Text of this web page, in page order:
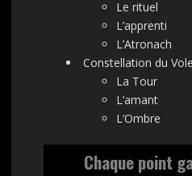
Le rituel
L’apprenti
L’Atronach
Constellation du
La Tour
L’amant
L’Ombre
Chaque point